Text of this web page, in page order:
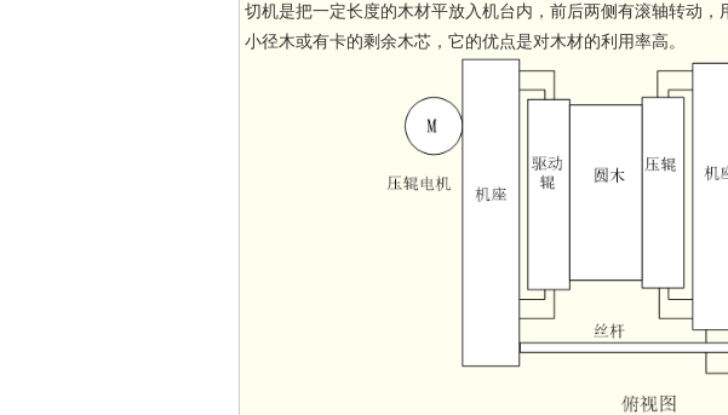
切机是把一定长度的木材平放入机台内，前后两侧有滚轴转动
小径木或有卡的剩余木芯，它的优点是对木材的利用率高。